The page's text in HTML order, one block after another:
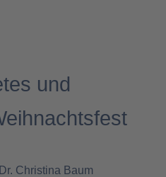
und
Dr. Christina Baum